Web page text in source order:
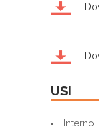
USI
Interno